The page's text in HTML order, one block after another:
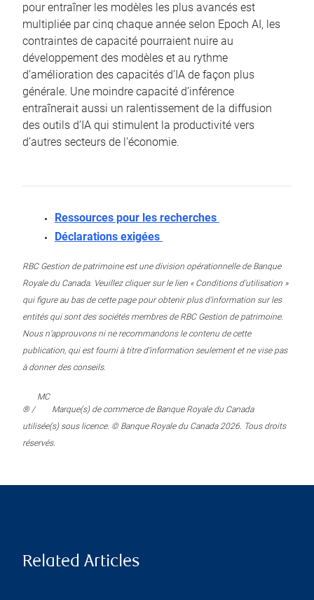
pour entraîner les modèles les plus avancés est
multipliée par cinq chaque année selon Epoch AI, les
contraintes de capacité pourraient nuire au
développement des modèles et au rythme
d’amélioration des capacités d’IA de façon plus
générale. Une moindre capacité d’inférence
entraînerait aussi un ralentissement de la diffusion
des outils d’IA qui stimulent la productivité vers
d’autres secteurs de l’économie.
Ressources pour les recherches
Déclarations exigées
RBC Gestion de patrimoine est une division opérationnelle de Banque
Royale du Canada. Veuillez cliquer sur le lien « Conditions d’utilisation »
qui figure au bas de cette page pour obtenir plus d’information sur les
entités qui sont des sociétés membres de RBC Gestion de patrimoine.
Nous n’approuvons ni ne recommandons le contenu de cette
publication, qui est fourni à titre d’information seulement et ne vise pas
à donner des conseils.
® /
MC
Marque(s) de commerce de Banque Royale du Canada
utilisée(s) sous licence. © Banque Royale du Canada 2026. Tous droits
réservés.
Related Articles